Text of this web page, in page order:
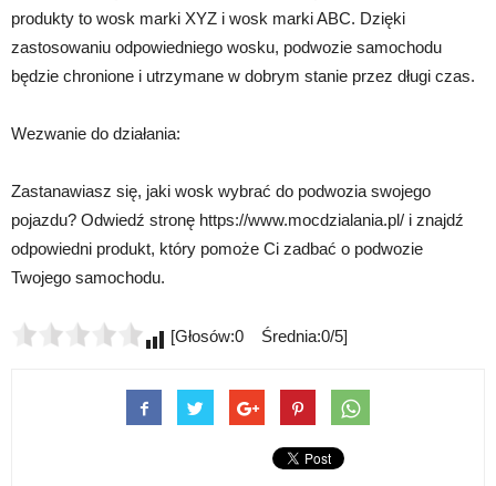
produkty to wosk marki XYZ i wosk marki ABC. Dzięki
zastosowaniu odpowiedniego wosku, podwozie samochodu
będzie chronione i utrzymane w dobrym stanie przez długi czas.
Wezwanie do działania:
Zastanawiasz się, jaki wosk wybrać do podwozia swojego
pojazdu? Odwiedź stronę https://www.mocdzialania.pl/ i znajdź
odpowiedni produkt, który pomoże Ci zadbać o podwozie
Twojego samochodu.
[Głosów:0 Średnia:0/5]